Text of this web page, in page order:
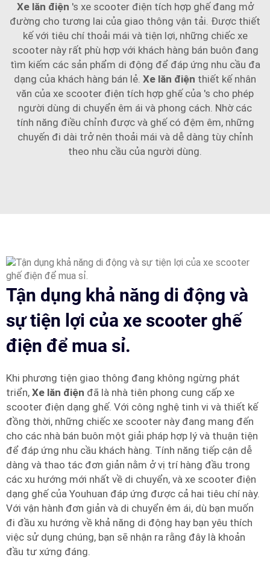
Xe lăn điện 's xe scooter điện tích hợp ghế đang mở
đường cho tương lai của giao thông vận tải. Được thiết
kế với tiêu chí thoải mái và tiện lợi, những chiếc xe
scooter này rất phù hợp với khách hàng bán buôn đang
tìm kiếm các sản phẩm di động để đáp ứng nhu cầu đa
dạng của khách hàng bán lẻ. Xe lăn điện thiết kế nhân
văn của xe scooter điện tích hợp ghế của 's cho phép
người dùng di chuyển êm ái và phong cách. Nhờ các
tính năng điều chỉnh được và ghế có đệm êm, những
chuyến đi dài trở nên thoải mái và dễ dàng tùy chỉnh
theo nhu cầu của người dùng.
Tận dụng khả năng di động và
sự tiện lợi của xe scooter ghế
điện để mua sỉ.
Khi phương tiện giao thông đang không ngừng phát
triển, Xe lăn điện đã là nhà tiên phong cung cấp xe
scooter điện dạng ghế. Với công nghệ tinh vi và thiết kế
đồng thời, những chiếc xe scooter này đang mang đến
cho các nhà bán buôn một giải pháp hợp lý và thuận tiện
để đáp ứng nhu cầu khách hàng. Tính năng tiếp cận dễ
dàng và thao tác đơn giản nằm ở vị trí hàng đầu trong
các xu hướng mới nhất về di chuyển, và xe scooter điện
dạng ghế của Youhuan đáp ứng được cả hai tiêu chí này.
Với vận hành đơn giản và di chuyển êm ái, dù bạn muốn
đi đầu xu hướng về khả năng di động hay bạn yêu thích
việc sử dụng chúng, bạn sẽ nhận ra rằng đây là khoản
đầu tư xứng đáng.